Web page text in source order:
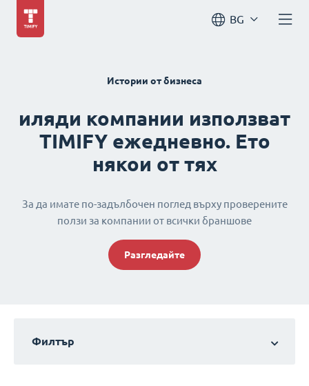
BG
Истории от бизнеса
иляди компании използват
TIMIFY ежедневно. Ето
някои от тях
За да имате по-задълбочен поглед върху проверените
ползи за компании от всички браншове
Разгледайте
Филтър